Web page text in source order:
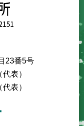
23番5号
表）
表）